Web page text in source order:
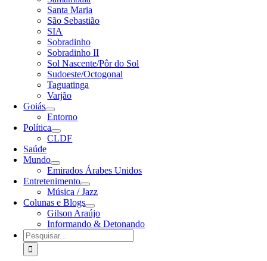
Santa Maria
São Sebastião
SIA
Sobradinho
Sobradinho II
Sol Nascente/Pôr do Sol
Sudoeste/Octogonal
Taguatinga
Varjão
Goiás
Entorno
Política
CLDF
Saúde
Mundo
Emirados Árabes Unidos
Entretenimento
Música / Jazz
Colunas e Blogs
Gilson Araújo
Informando & Detonando
Buscar
resultados
para: